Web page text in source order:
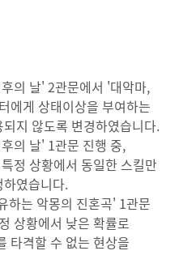
의 날' 2관문에서 '대악마,
에게 상태이상을 부여하는
지 않도록 변경하였습니다.
의 날' 1관문 진행 중,
정 상황에서 동일한 스킬만
였습니다.
하는 악몽의 진혼곡' 1관문
상황에서 낮은 확률로
타격할 수 없는 현상을